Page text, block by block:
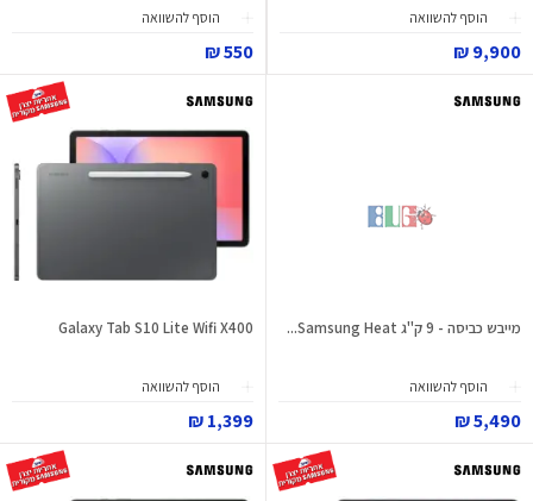
הוסף להשוואה
9,900 ₪
הוסף להשוואה
550 ₪
מייבש כביסה - 9 ק"ג Samsung Heat...
הוסף להשוואה
5,490 ₪
Galaxy Tab S10 Lite Wifi X400
הוסף להשוואה
1,399 ₪